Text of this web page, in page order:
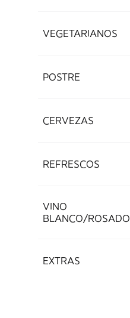
VEGETARIANOS
POSTRE
CERVEZAS
REFRESCOS
VINO
BLANCO/ROSADO
EXTRAS